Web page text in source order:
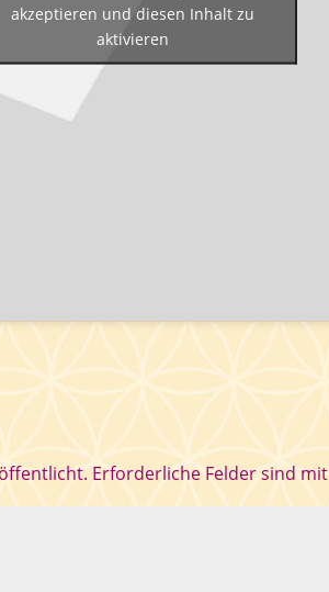
akzeptieren und diesen Inhalt zu
aktivieren
Erforderliche Felder sind mit